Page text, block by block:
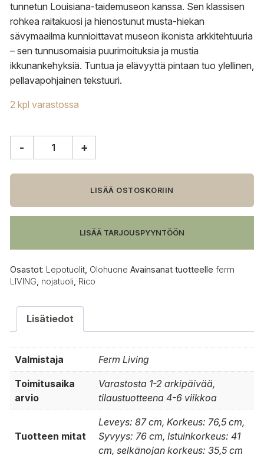
tunnetun Louisiana-taidemuseon kanssa. Sen klassisen
rohkea raitakuosi ja hienostunut musta-hiekan
sävymaailma kunnioittavat museon ikonista arkkitehtuuria
– sen tunnusomaisia puurimoituksia ja mustia
ikkunankehyksiä. Tuntua ja elävyyttä pintaan tuo ylellinen,
pellavapohjainen tekstuuri.
2 kpl varastossa
Rico
pyörivällä
jalustalla
- +
LISÄÄ OSTOSKORIIN
LISÄÄ TARJOUSPYYNTÖÖN
Osastot: Lepotuolit Olohuone Avainsanat tuotteelle ferm
LIVING nojatuoli Rico
Lisätiedot
Valmistaja Ferm Living
Toimitusaika
arvio
Varastosta 1-2 arkipäivää,
tilaustuotteena 4-6 viikkoa
Tuotteen mitat
Leveys: 87 cm, Korkeus: 76,5 cm,
Syvyys: 76 cm, Istuinkorkeus: 41
cm, selkänojan korkeus: 35,5 cm